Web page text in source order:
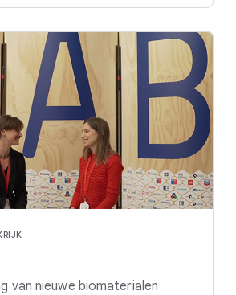
van nieuwe biomaterialen